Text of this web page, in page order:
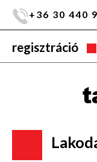
+36 30 440
regisztráció